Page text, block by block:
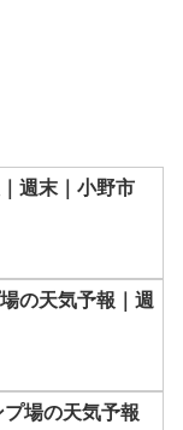
週末｜小野市
の天気予報｜週
場の天気予報